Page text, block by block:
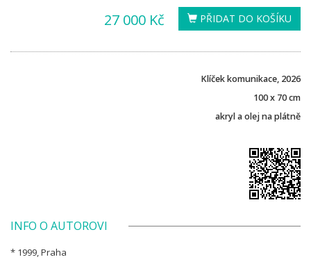
PŘIDAT DO KOŠÍKU
27 000 Kč
Klíček komunikace, 2026
100 x 70 cm
akryl a olej na plátně
INFO O AUTOROVI
* 1999, Praha